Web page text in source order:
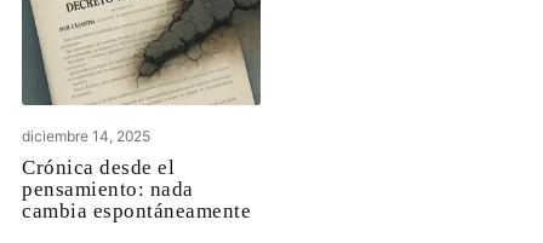
diciembre 14, 2025
Crónica desde el
pensamiento: nada
cambia espontáneamente